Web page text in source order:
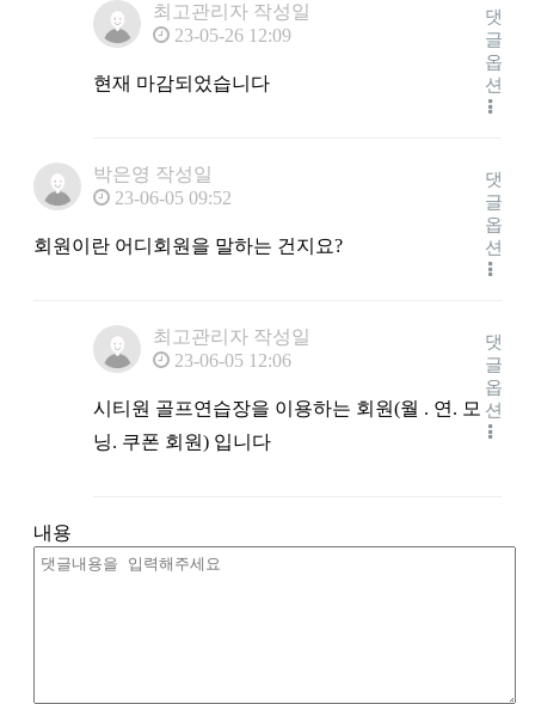
최고관리자 작성일
23-05-26 12:09
현재 마감되었습니다
댓
글
옵
션
박은영 작성일
23-06-05 09:52
회원이란 어디회원을 말하는 건지요?
댓
글
옵
션
최고관리자 작성일
23-06-05 12:06
시티원 골프연습장을 이용하는 회원(월 . 연. 모
닝. 쿠폰 회원) 입니다
댓
글
옵
션
내용